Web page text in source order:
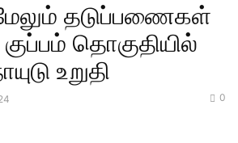
தடுப்பணைகள்
தொகுதியில்
உறுதி
0